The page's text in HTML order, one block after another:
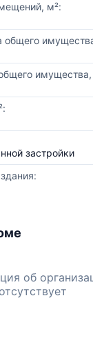
м²:
общего
имущества,
застройки
об
отсутствует